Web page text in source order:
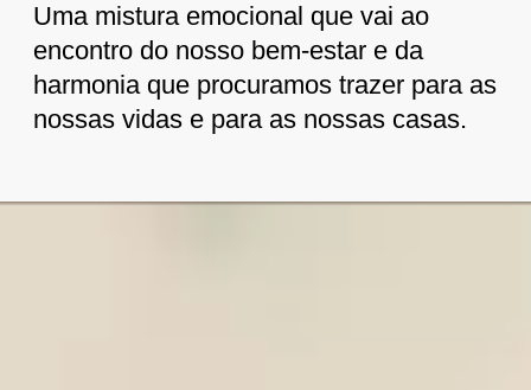
Uma mistura emocional que vai ao
encontro do nosso bem-estar e da
harmonia que procuramos trazer para as
nossas vidas e para as nossas casas.